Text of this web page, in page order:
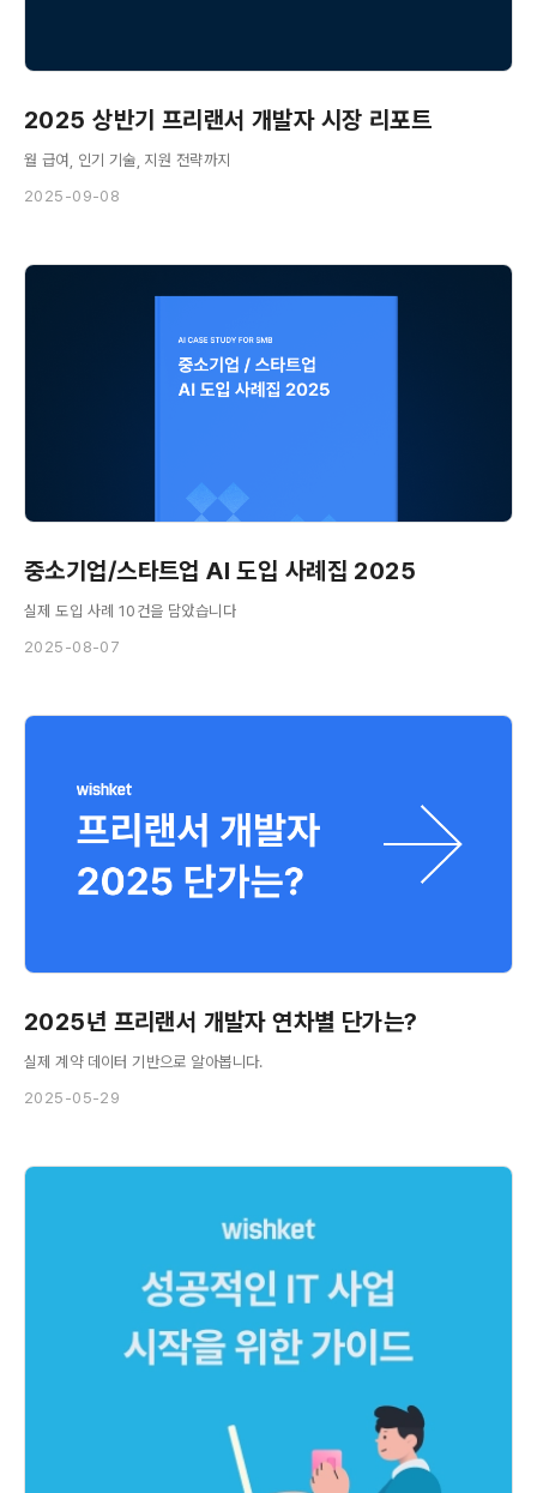
2025 상반기 프리랜서 개발자 시장 리포트
월 급여, 인기 기술, 지원 전략까지
2025-09-08
중소기업/스타트업 AI 도입 사례집 2025
실제 도입 사례 10건을 담았습니다
2025-08-07
2025년 프리랜서 개발자 연차별 단가는?
실제 계약 데이터 기반으로 알아봅니다.
2025-05-29